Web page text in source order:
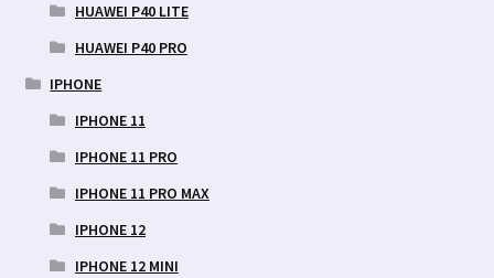
HUAWEI P40 LITE
HUAWEI P40 PRO
IPHONE
IPHONE 11
IPHONE 11 PRO
IPHONE 11 PRO MAX
IPHONE 12
IPHONE 12 MINI